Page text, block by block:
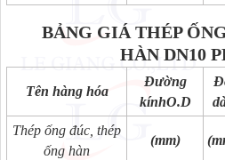
BẢNG GIÁ THÉP
HÀN DN10
Tên hàng hóa
Đường
kínhO.D
Thép ống đúc, thép
ống hàn
(mm)